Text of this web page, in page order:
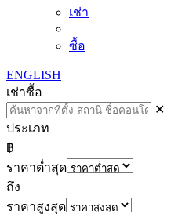
เช่า
ซื้อ
ENGLISH
เช่าซื้อ
✕
ประเภท
฿
ราคาต่ำสุด
ถึง
ราคาสูงสุด